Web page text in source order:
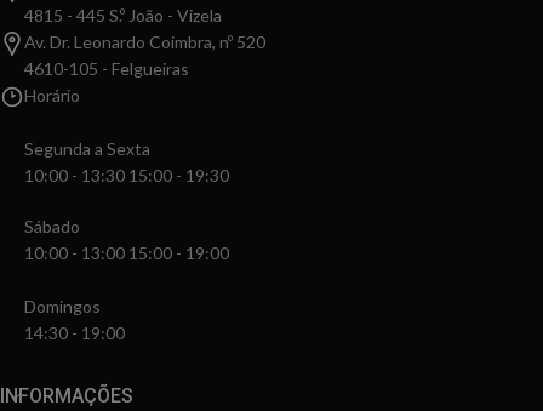
4815 - 445 S.º João - Vizela
Av. Dr. Leonardo Coimbra, nº 520
4610-105 - Felgueiras
Horário
Segunda a Sexta
10:00 - 13:30 15:00 - 19:30
Sábado
10:00 - 13:00 15:00 - 19:00
Domingos
14:30 - 19:00
INFORMAÇÕES